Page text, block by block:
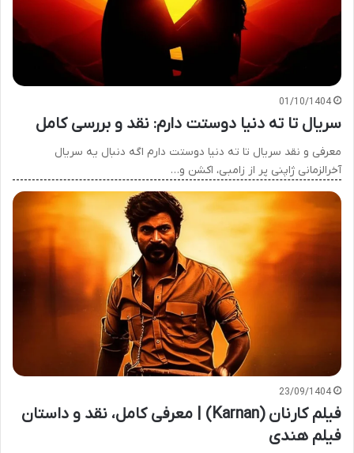
01/10/1404
سریال تا ته دنیا دوستت دارم: نقد و بررسی کامل
معرفی و نقد سریال تا ته دنیا دوستت دارم اگه دنبال یه سریال
آخرالزمانی ژاپنی پر از زامبی، اکشن و…
23/09/1404
فیلم کارنان (Karnan) | معرفی کامل، نقد و داستان
فیلم هندی